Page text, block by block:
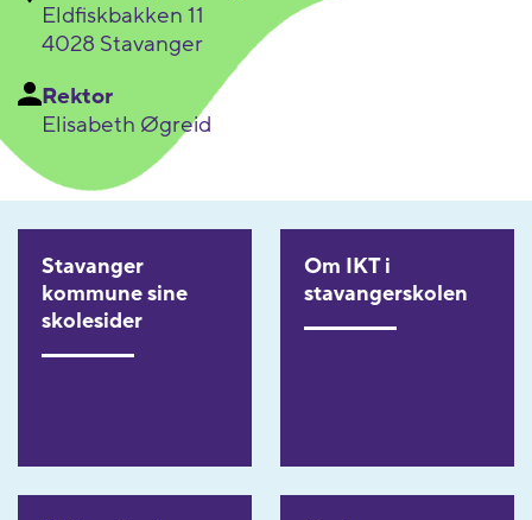
Eldfiskbakken 11
4028 Stavanger
Rektor
Elisabeth Øgreid
Stavanger
kommune sine
skolesider
Om IKT i
stavangerskolen